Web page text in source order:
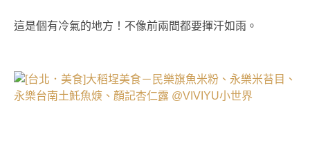
這是個有冷氣的地方！不像前兩間都要揮汗如雨。